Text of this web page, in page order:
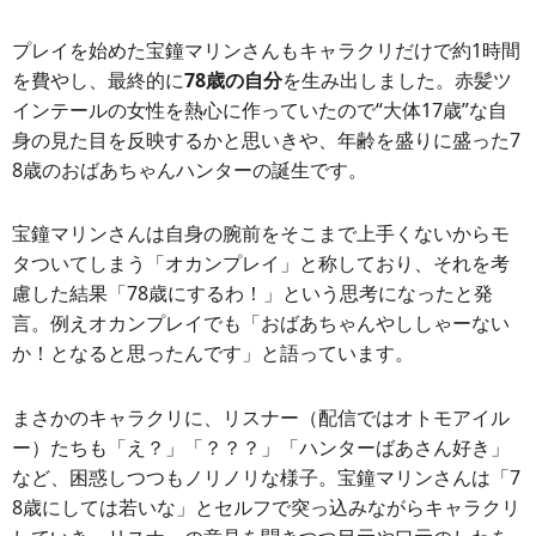
プレイを始めた宝鐘マリンさんもキャラクリだけで約1時間
を費やし、最終的に78歳の自分を生み出しました。赤髪ツ
インテールの女性を熱心に作っていたので“大体17歳”な自
身の見た目を反映するかと思いきや、年齢を盛りに盛った7
8歳のおばあちゃんハンターの誕生です。
宝鐘マリンさんは自身の腕前をそこまで上手くないからモ
タついてしまう「オカンプレイ」と称しており、それを考
慮した結果「78歳にするわ！」という思考になったと発
言。例えオカンプレイでも「おばあちゃんやししゃーない
か！となると思ったんです」と語っています。
まさかのキャラクリに、リスナー（配信ではオトモアイル
ー）たちも「え？」「？？？」「ハンターばあさん好き」
など、困惑しつつもノリノリな様子。宝鐘マリンさんは「7
8歳にしては若いな」とセルフで突っ込みながらキャラクリ